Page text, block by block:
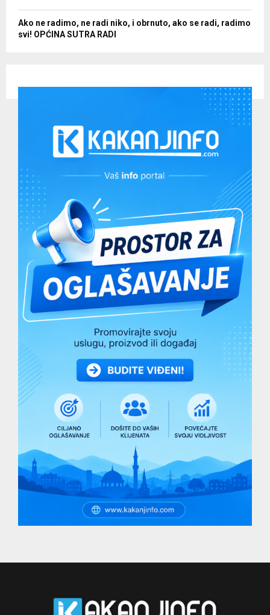
Ako ne radimo, ne radi niko, i obrnuto, ako se radi, radimo
svi! OPĆINA SUTRA RADI